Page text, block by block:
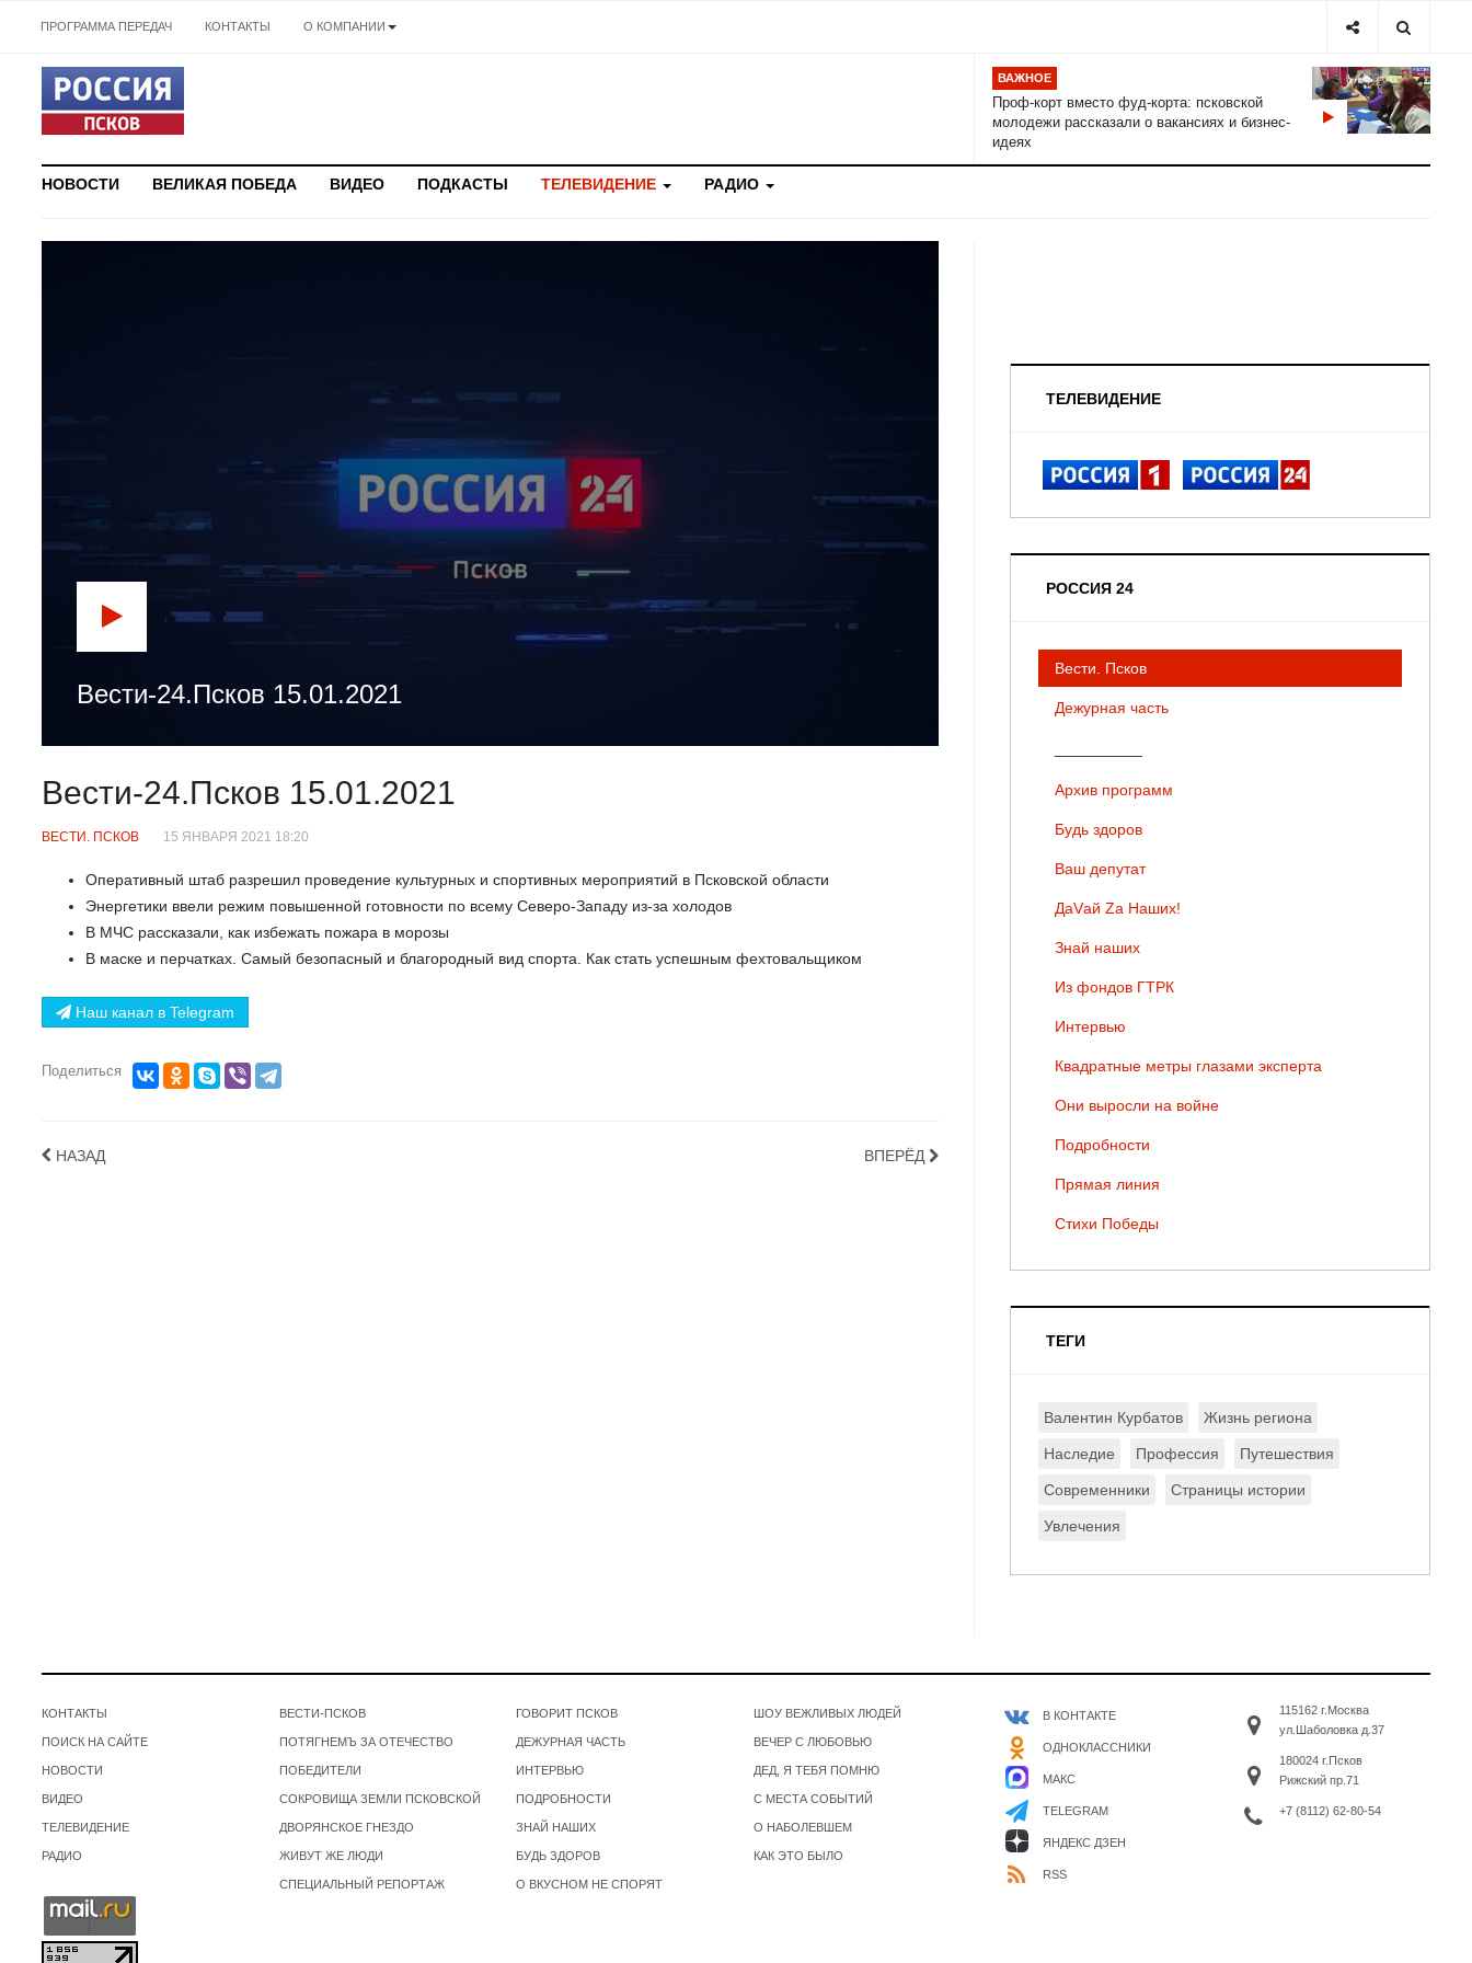
ПРОГРАММА ПЕРЕДАЧ КОНТАКТЫ О КОМПАНИИ
ВАЖНОЕ
Проф-корт вместо фуд-корта: псковской
молодежи рассказали о вакансиях и бизнес-
идеях
НОВОСТИ ВЕЛИКАЯ ПОБЕДА ВИДЕО ПОДКАСТЫ ТЕЛЕВИДЕНИЕ РАДИО
Вести-24.Псков 15.01.2021
Вести-24.Псков 15.01.2021
ВЕСТИ. ПСКОВ 15 ЯНВАРЯ 2021 18:20
Оперативный штаб разрешил проведение культурных и спортивных мероприятий в Псковской области
Энергетики ввели режим повышенной готовности по всему Северо-Западу из-за холодов
В МЧС рассказали, как избежать пожара в морозы
В маске и перчатках. Самый безопасный и благородный вид спорта. Как стать успешным фехтовальщиком
Наш канал в Telegram
Поделиться
НАЗАД ВПЕРЁД
ТЕЛЕВИДЕНИЕ
РОССИЯ 24
Вести. Псков
Дежурная часть
Архив программ
Будь здоров
Ваш депутат
ДаVай Zа Наших!
Знай наших
Из фондов ГТРК
Интервью
Квадратные метры глазами эксперта
Они выросли на войне
Подробности
Прямая линия
Стихи Победы
ТЕГИ
Валентин Курбатов Жизнь региона
Наследие Профессия Путешествия
Современники Страницы истории
Увлечения
КОНТАКТЫ
ПОИСК НА САЙТЕ
НОВОСТИ
ВИДЕО
ТЕЛЕВИДЕНИЕ
РАДИО
ВЕСТИ-ПСКОВ
ПОТЯГНЕМЪ ЗА ОТЕЧЕСТВО
ПОБЕДИТЕЛИ
СОКРОВИЩА ЗЕМЛИ ПСКОВСКОЙ
ДВОРЯНСКОЕ ГНЕЗДО
ЖИВУТ ЖЕ ЛЮДИ
СПЕЦИАЛЬНЫЙ РЕПОРТАЖ
ГОВОРИТ ПСКОВ
ДЕЖУРНАЯ ЧАСТЬ
ИНТЕРВЬЮ
ПОДРОБНОСТИ
ЗНАЙ НАШИХ
БУДЬ ЗДОРОВ
О ВКУСНОМ НЕ СПОРЯТ
ШОУ ВЕЖЛИВЫХ ЛЮДЕЙ
ВЕЧЕР С ЛЮБОВЬЮ
ДЕД, Я ТЕБЯ ПОМНЮ
С МЕСТА СОБЫТИЙ
О НАБОЛЕВШЕМ
КАК ЭТО БЫЛО
В КОНТАКТЕ
ОДНОКЛАССНИКИ
МАКС
TELEGRAM
ЯНДЕКС ДЗЕН
RSS
115162 г.Москва
ул.Шаболовка д.37
180024 г.Псков
Рижский пр.71
+7 (8112) 62-80-54